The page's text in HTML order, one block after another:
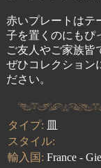
赤いプレートはテ
子を置くのにもぴ
ご友人やご家族皆
ぜひコレクション
ださい。
タイプ:
スタイル:
輸入国: France -